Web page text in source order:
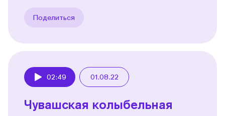
Поделиться
02:49 01.08.22
Чувашская колыбельная